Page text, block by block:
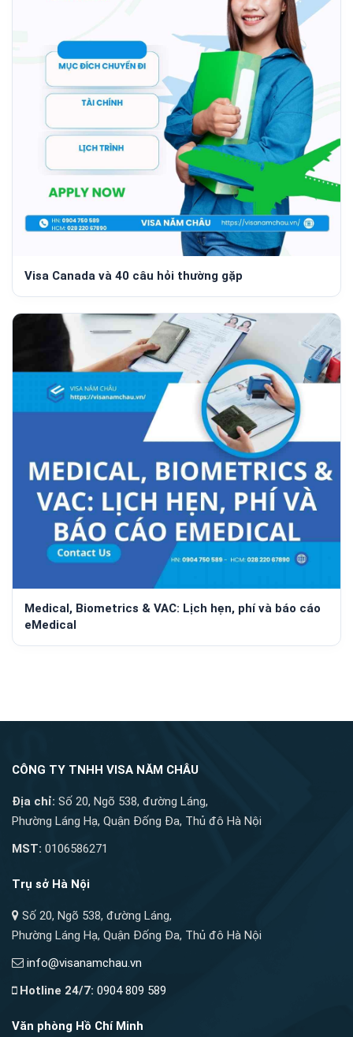
Visa Canada và 40 câu hỏi thường gặp
Medical, Biometrics & VAC: Lịch hẹn, phí và báo cáo
eMedical
CÔNG TY TNHH VISA NĂM CHÂU
Địa chỉ: Số 20, Ngõ 538, đường Láng,
Phường Láng Hạ, Quận Đống Đa, Thủ đô Hà Nội
MST: 0106586271
Trụ sở Hà Nội
Số 20, Ngõ 538, đường Láng,
Phường Láng Hạ, Quận Đống Đa, Thủ đô Hà Nội
info@visanamchau.vn
Hotline 24/7: 0904 809 589
Văn phòng Hồ Chí Minh